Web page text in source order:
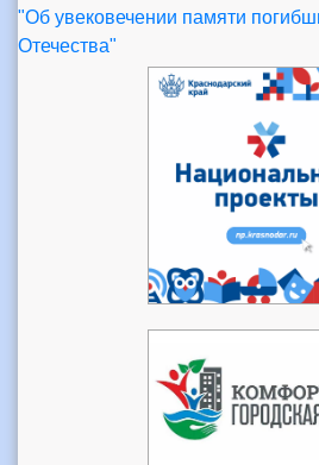
"Об увековечении памяти
Отечества"